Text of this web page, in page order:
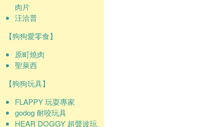
肉片
汪洽普
【狗狗愛零食】
原町燒肉
聖萊西
【狗狗玩具】
FLAPPY 玩耍專家
godog 耐咬玩具
HEAR DOGGY 超聲波玩